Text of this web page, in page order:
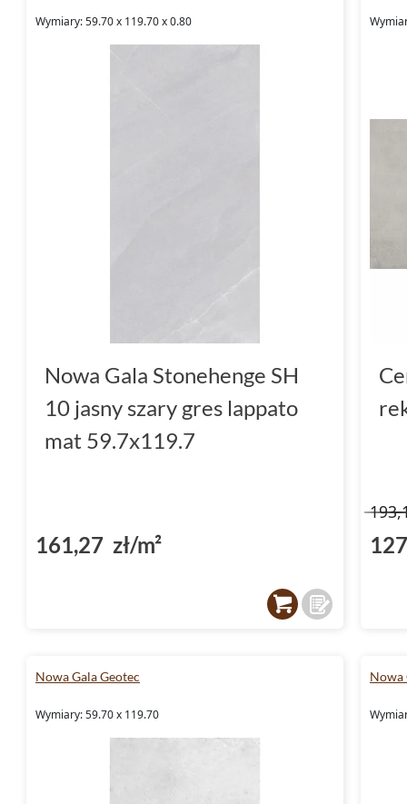
Wymiary: 59.70 x 119.70 x 0.80
Nowa Gala Stonehenge SH
10 jasny szary gres lappato
mat 59.7x119.7
161,27 zł/m²
Nowa Gala Geotec
Wymiary: 59.70 x 119.70
Nowa